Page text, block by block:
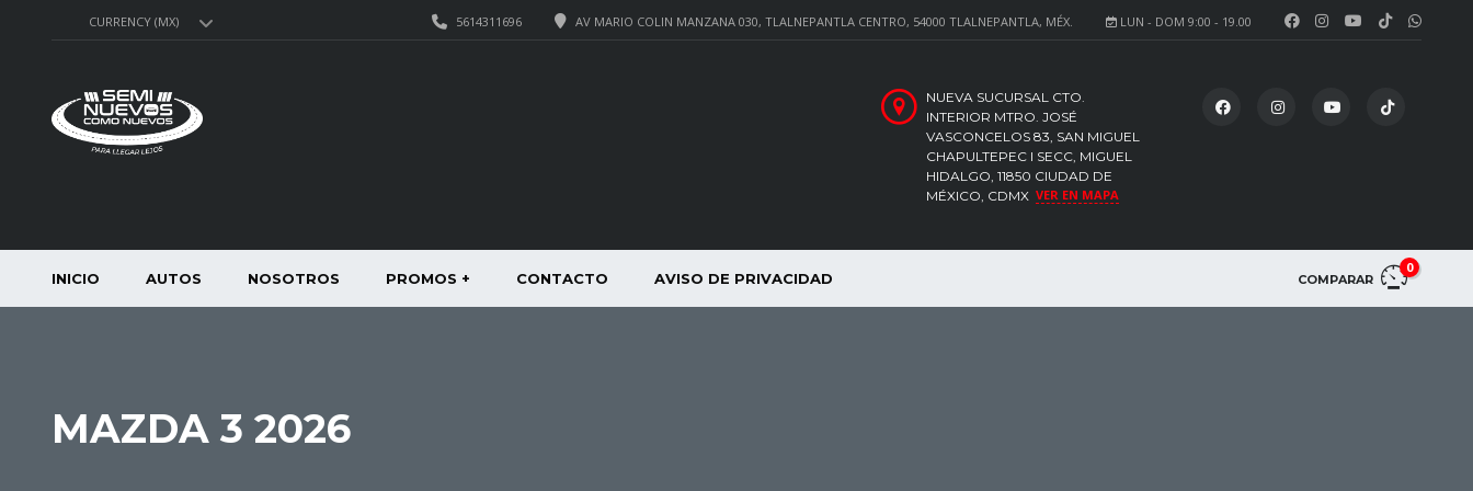
CURRENCY (MX) LUN - DOM 9:00 - 19.00
AV MARIO COLIN MANZANA 030, TLALNEPANTLA CENTRO, 54000 TLALNEPANTLA, MÉX.
5614311696
NUEVA SUCURSAL CTO.
INTERIOR MTRO. JOSÉ
VASCONCELOS 83, SAN MIGUEL
CHAPULTEPEC I SECC, MIGUEL
HIDALGO, 11850 CIUDAD DE
MÉXICO, CDMX VER EN MAPA
COMPARAR
0
INICIO AUTOS NOSOTROS PROMOS + CONTACTO AVISO DE PRIVACIDAD
MAZDA 3 2026